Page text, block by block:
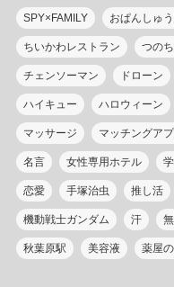
SPY×FAMILY おぱんしゅ
ちいかわレストラン つの
チェンソーマン ドローン
ハイキュー ハロウィーン
マッサージ マッチングアプ
名言 女性専用ホテル
恋愛 手塚治虫 推し活
機動戦士ガンダム 汗
秋葉原駅 美容液 薬屋